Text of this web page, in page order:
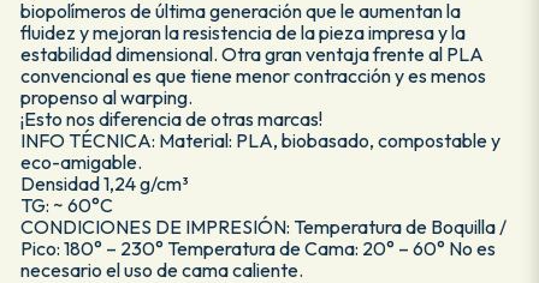
biopolímeros de última generación que le aumentan la
fluidez y mejoran la resistencia de la pieza impresa y la
estabilidad dimensional. Otra gran ventaja frente al PLA
convencional es que tiene menor contracción y es menos
propenso al warping.
¡Esto nos diferencia de otras marcas!
INFO TÉCNICA: Material: PLA, biobasado, compostable y
eco-amigable.
Densidad 1,24 g/cm³
TG: ~ 60°C
CONDICIONES DE IMPRESIÓN: Temperatura de Boquilla /
Pico: 180° – 230° Temperatura de Cama: 20° – 60° No es
necesario el uso de cama caliente.